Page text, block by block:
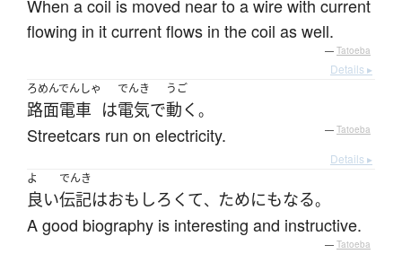
When a coil is moved near to a wire with current
flowing in it current flows in the coil as well.
— Tatoeba
Details ▸
ろめんでんしゃ
路面電車 は
でんき
電気で
うご
動く 。
Streetcars run on electricity. — Tatoeba
Details ▸
よ
良い
でんき
伝記はおもしろくて、 ためにもなる。
A good biography is interesting and instructive.
— Tatoeba